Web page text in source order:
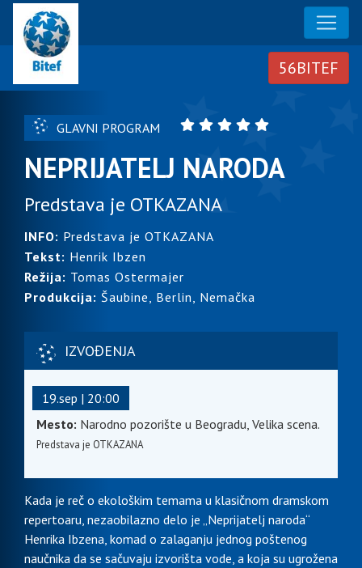
GLAVNI PROGRAM
NEPRIJATELJ NARODA
Predstava je OTKAZANA
INFO: Predstava je OTKAZANA
Tekst: Henrik Ibzen
Režija: Tomas Ostermajer
Produkcija: Šaubine, Berlin, Nemačka
IZVOĐENJA
19.sep | 20:00
Mesto: Narodno pozorište u Beogradu, Velika scena.
Predstava je OTKAZANA
Kada je reč o ekološkim temama u klasičnom dramskom
repertoaru, nezaobilazno delo je „Neprijatelj naroda“
Henrika Ibzena, komad o zalaganju jednog poštenog
naučnika da se sačuvaju izvorišta vode, a koja su ugrožena